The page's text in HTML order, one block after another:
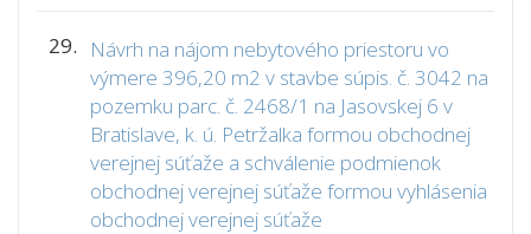
29.
Návrh na nájom nebytového priestoru vo
výmere 396,20 m2 v stavbe súpis. č. 3042 na
pozemku parc. č. 2468/1 na Jasovskej 6 v
Bratislave, k. ú. Petržalka formou obchodnej
verejnej súťaže a schválenie podmienok
obchodnej verejnej súťaže formou vyhlásenia
obchodnej verejnej súťaže